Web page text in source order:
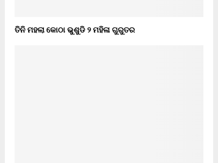
ତିନି ମହଲା କୋଠା ଭୁଶୁଡି ୨ ମହିଳା ଗୁରୁତର